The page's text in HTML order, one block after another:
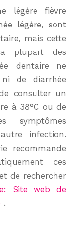
légère fièvre
légère, sont
mais cette
plupart des
dentaire ne
de diarrhée
consulter un
à 38°C ou de
symptômes
infection.
recommande
ces
de rechercher
Site web de
.